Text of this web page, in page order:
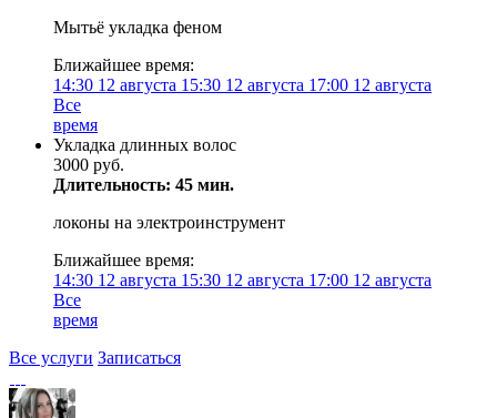
Мытьё укладка феном
Ближайшее время:
14:30 12 августа 15:30 12 августа 17:00 12 августа
Все
время
Укладка длинных волос
3000 руб.
Длительность: 45 мин.
локоны на электроинструмент
Ближайшее время:
14:30 12 августа 15:30 12 августа 17:00 12 августа
Все
время
Все услуги Записаться